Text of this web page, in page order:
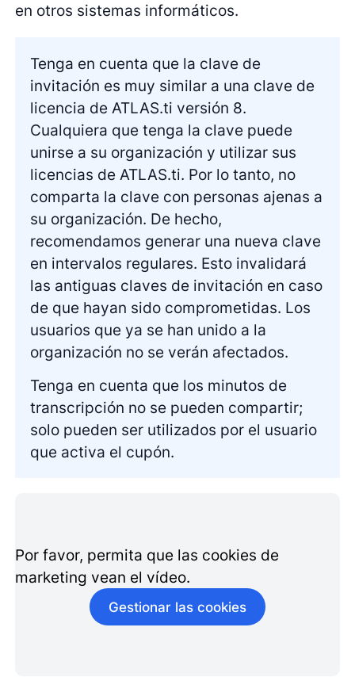
en otros sistemas informáticos.
Tenga en cuenta que la clave de
invitación es muy similar a una clave de
licencia de ATLAS.ti versión 8.
Cualquiera que tenga la clave puede
unirse a su organización y utilizar sus
licencias de ATLAS.ti. Por lo tanto, no
comparta la clave con personas ajenas a
su organización. De hecho,
recomendamos generar una nueva clave
en intervalos regulares. Esto invalidará
las antiguas claves de invitación en caso
de que hayan sido comprometidas. Los
usuarios que ya se han unido a la
organización no se verán afectados.
Tenga en cuenta que los minutos de
transcripción no se pueden compartir;
solo pueden ser utilizados por el usuario
que activa el cupón.
Por favor, permita que las cookies de
marketing vean el vídeo.
Gestionar las cookies